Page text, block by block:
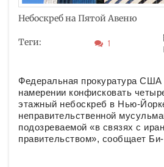
Небоскреб на Пятой Авеню
Теги: 1
Федеральная прокуратура США
намерении конфисковать
этажный небоскреб в Нью-
неправительственной
подозреваемой «в связях с
правительством», сообщает